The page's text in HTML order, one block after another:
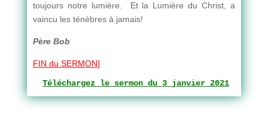
toujours notre lumière. Et la Lumière du Christ, a
vaincu les ténèbres à jamais!
Père Bob
FIN du SERMON]
Téléchargez le sermon du 3 janvier 2021